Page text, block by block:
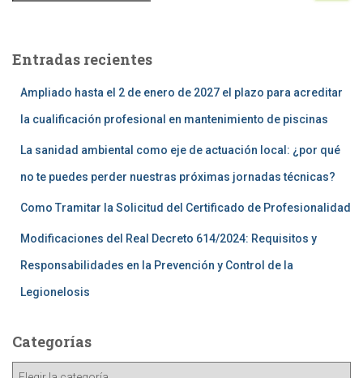
Entradas recientes
Ampliado hasta el 2 de enero de 2027 el plazo para acreditar
la cualificación profesional en mantenimiento de piscinas
La sanidad ambiental como eje de actuación local: ¿por qué
no te puedes perder nuestras próximas jornadas técnicas?
Como Tramitar la Solicitud del Certificado de Profesionalidad
Modificaciones del Real Decreto 614/2024: Requisitos y
Responsabilidades en la Prevención y Control de la
Legionelosis
Categorías